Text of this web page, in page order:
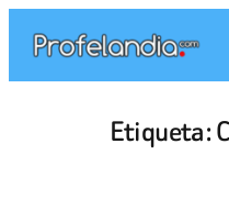
contenido
Etiqueta: